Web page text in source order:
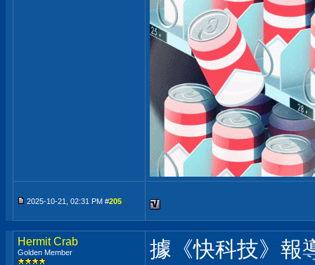
2025-10-21, 02:31 PM #205
Hermit Crab
Golden Member
據《快科技》報